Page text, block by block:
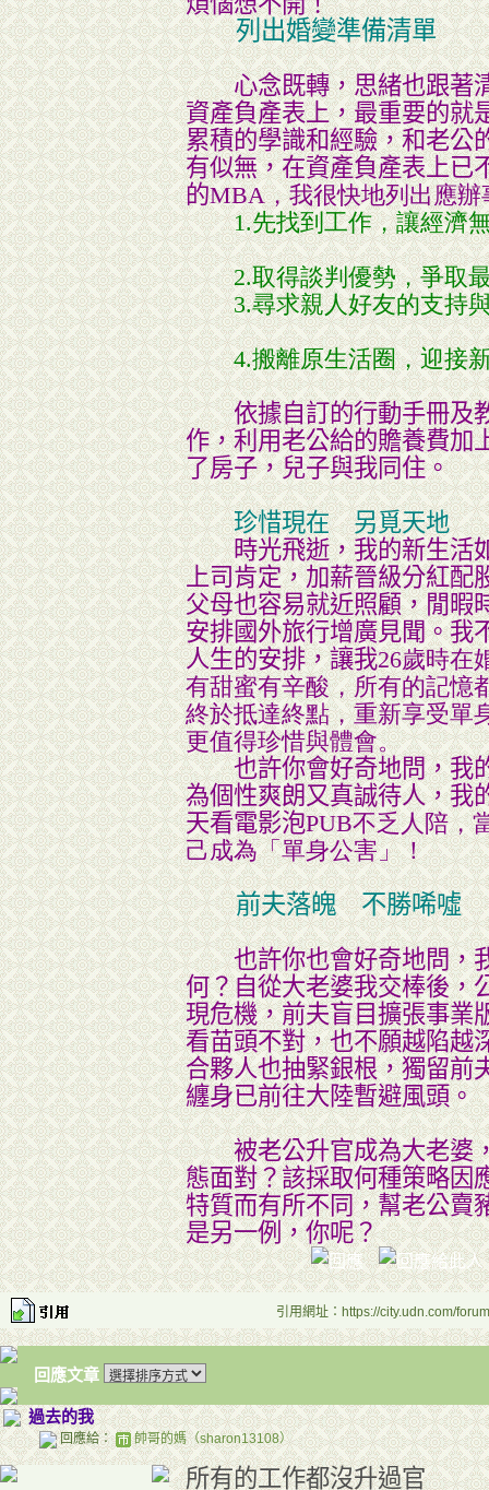
列出婚變準備清單
心念既轉，思緒也跟著清
資產負產表上，最重要的就
累積的學識和經驗，和老公
有似無，在資產負產表上已
的MBA，我很快地列出應
1.先找到工作，讓經濟
2.取得談判優勢，爭取
3.尋求親人好友的支持
4.搬離原生活圈，迎接
依據自訂的行動手冊及教
作，利用老公給的贍養費加
了房子，兒子與我同住。
珍惜現在 另覓天地
時光飛逝，我的新生活如
上司肯定，加薪晉級分紅配
父母也容易就近照顧，閒暇
安排國外旅行增廣見聞。我
人生的安排，讓我26歲時在
有甜蜜有辛酸，所有的記憶
終於抵達終點，重新享受單
更值得珍惜與體會。
也許你會好奇地問，我的
為個性爽朗又真誠待人，我
天看電影泡PUB不乏人陪，
己成為「單身公害」！
前夫落魄 不勝唏噓
也許你也會好奇地問，我
何？自從大老婆我交棒後，
現危機，前夫盲目擴張事業
看苗頭不對，也不願越陷越
合夥人也抽緊銀根，獨留前
纏身已前往大陸暫避風頭。
被老公升官成為大老婆，
態面對？該採取何種策略因
特質而有所不同，幫老公賣
是另一例，你呢？
引用網址：https://city.udn.com/
回應文章
過去的我
回應給： 帥哥的媽（sharon13108）
所有的工作都沒升過官